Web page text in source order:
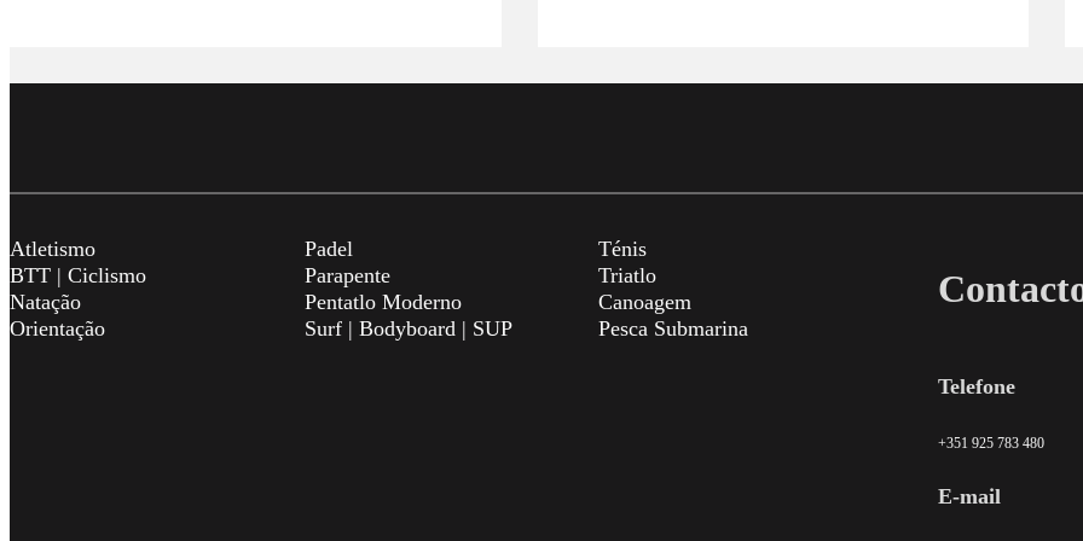
Atletismo
BTT | Ciclismo
Natação
Orientação
Padel
Parapente
Pentatlo Moderno
Surf | Bodyboard | SUP
Ténis
Triatlo
Canoagem
Pesca Submarina
Telefone
+351 925 783 480
E-mail